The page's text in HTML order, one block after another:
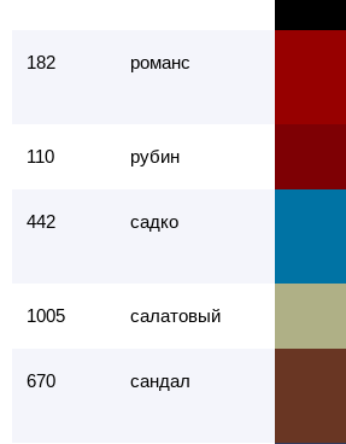
182 романс
110 рубин
442 садко
1005 салатовый
670 сандал